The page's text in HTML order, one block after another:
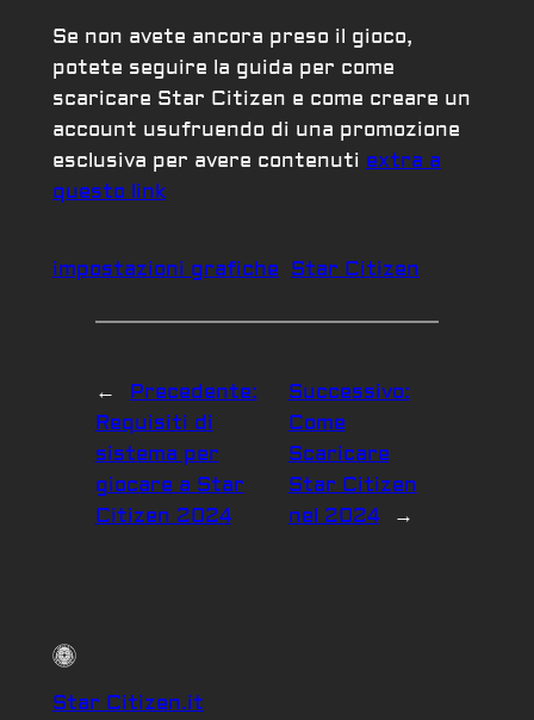
Se non avete ancora preso il gioco,
potete seguire la guida per come
scaricare Star Citizen e come creare un
account usufruendo di una promozione
esclusiva per avere contenuti extra a
questo link
impostazioni grafiche Star Citizen
←
Precedente:
Requisiti di
sistema per
giocare a Star
Citizen 2024
Successivo:
Come
Scaricare
Star Citizen
nel 2024
→
Star Citizen.it